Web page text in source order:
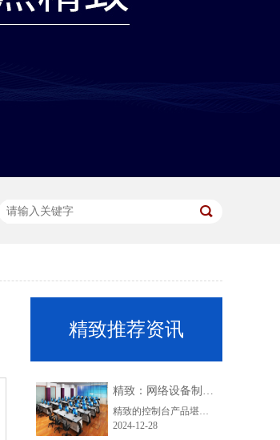
精致推荐资讯
精致：网络设备制造领域的璀璨之星
精致的控制台产品堪称一绝，它基于安全与实用的理念，巧妙融入现代科技元素和人体工程学原理，打造出集舒适、美观与强大功能于一体的优质产品。其环保高性能的选材，使其在航空、通讯、交通等众多关键领域的指挥中心得以广泛应用，并且凭借独特的设计优势成功获得国家专利，推出的一系列原创操作台款式满足了客户的个性化需求。
2024-12-28